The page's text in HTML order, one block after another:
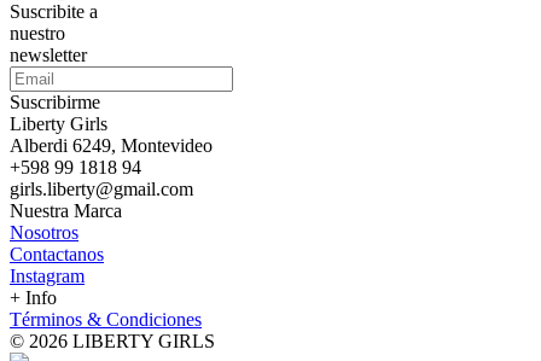
Suscribite a
nuestro
newsletter
Suscribirme
Liberty Girls
Alberdi 6249, Montevideo
+598 99 1818 94
girls.liberty@gmail.com
Nuestra Marca
Nosotros
Contactanos
Instagram
+ Info
Términos & Condiciones
© 2026 LIBERTY GIRLS